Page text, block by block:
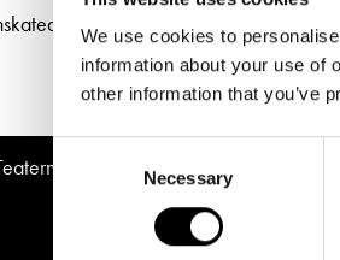
We use cookies to
information about your use of
other information that you’ve
Necessary
© All Rights Reserved 2026